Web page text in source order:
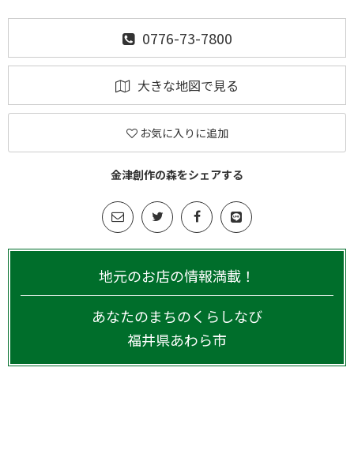
0776-73-7800
大きな地図で見る
お気に入りに追加
金津創作の森をシェアする
地元のお店の情報満載！
あなたのまちのくらしなび
福井県あわら市